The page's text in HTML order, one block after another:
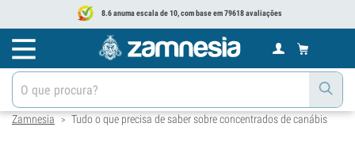
8.6 anuma escala de 10, com base em 79618 avaliações
Zamnesia > Tudo o que precisa de saber sobre concentrados de canábis